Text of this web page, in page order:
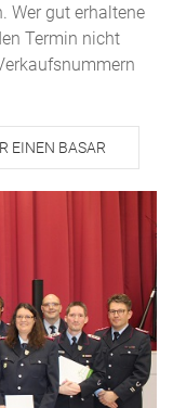
Wer gut erhaltene
Termin nicht
EINEN BASAR